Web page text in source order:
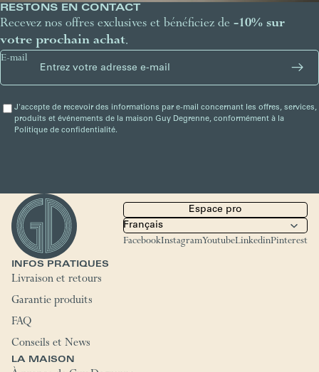
RESTONS EN CONTACT
Recevez nos offres exclusives et bénéficiez de -10% sur
votre prochain achat.
E-mail
J'accepte de recevoir des informations par e-mail concernant les offres, services,
produits et événements de la maison Guy Degrenne, conformément à la
Politique de confidentialité.
Espace pro
FacebookInstagramYoutubeLinkedinPinterest
INFOS PRATIQUES
Livraison et retours
Garantie produits
FAQ
Conseils et News
LA MAISON